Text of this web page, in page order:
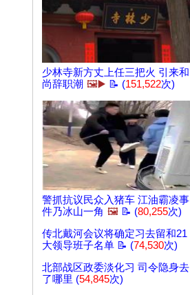
少林寺新方丈上任三把火 引来和
尚辞职潮 🖼️▶️ 📝 (151,522次)
警抓抗议民众入猪车 江油霸凌事
件乃冰山一角 🖼️ 📝 (80,255次)
传北戴河会议将确定习去留和21
大领导班子名单 📝 (74,530次)
北部战区政委淡化习 司令隐身去
了哪里 (54,845次)